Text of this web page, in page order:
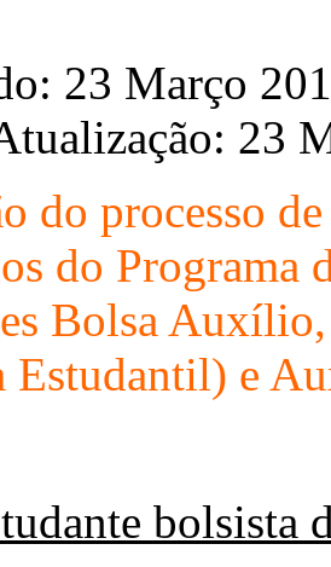
23 Março
23
do processo
do Programa
Bolsa
Estudantil) e
bolsista